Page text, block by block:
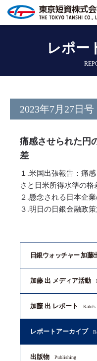
レポー
2023年7月27日号
痛感させられた円
差
１.米国出張報告：痛
さと日米所得水準の格
２.懸念される日本企
３.明日の日銀金融政
日銀ウォッチャー 加藤
加藤 出 メディア活動
加藤 出 レポート Kato's
レポートアーカイブ
出版物 Publishing